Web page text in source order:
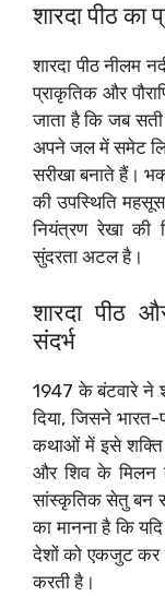
शारदा पीठ का
शारदा पीठ नीलम
प्राकृतिक और
जाता है कि जब सती
अपने जल में समेट
सरीखा बनाते हैं।
की उपस्थिति
नियंत्रण रेखा की
सुंदरता अटल है।
शारदा पीठ
संदर्भ
1947 के बंटवारे ने
दिया, जिसने
कथाओं में इसे शक्ति
और शिव के मिलन
सांस्कृतिक सेतु बन
का मानना है कि
देशों को एकजुट कर
करती है।